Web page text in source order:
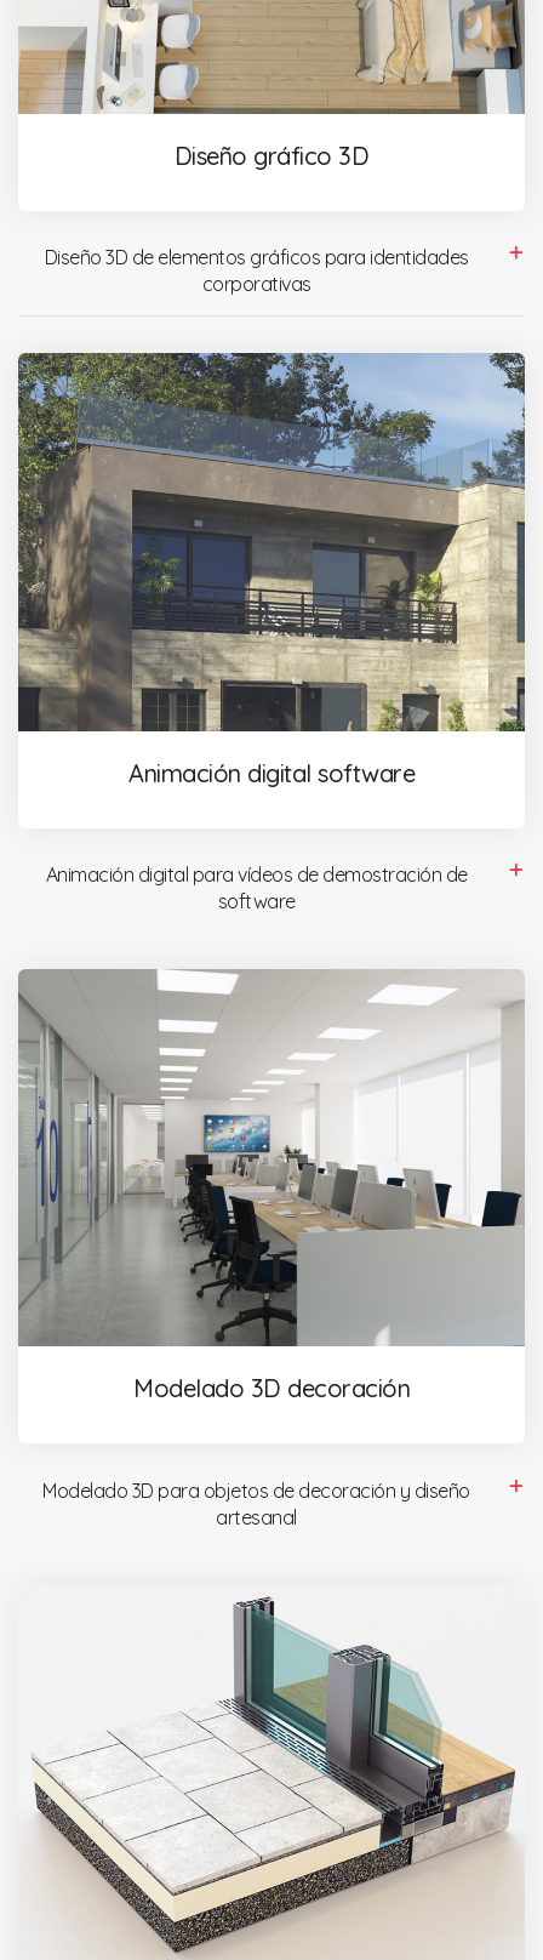
Diseño gráfico 3D
Diseño 3D de elementos gráficos para identidades
corporativas
Animación digital software
Animación digital para vídeos de demostración de
software
Modelado 3D decoración
Modelado 3D para objetos de decoración y diseño
artesanal